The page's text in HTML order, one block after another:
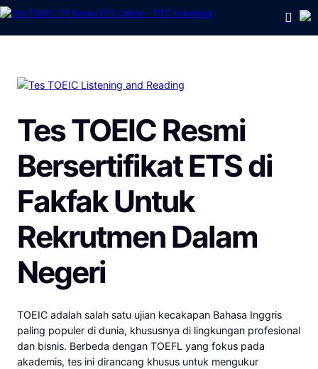
Tes TOEIC Resmi
Bersertifikat ETSdi
FakfakUntuk
Rekrutmen Dalam
Negeri
TOEIC adalah salah satu ujian kecakapan Bahasa Inggris
paling populer di dunia, khususnya di lingkungan profesional
dan bisnis. Berbeda dengan TOEFL yang fokus pada
akademis, tes ini dirancang khusus untuk mengukur